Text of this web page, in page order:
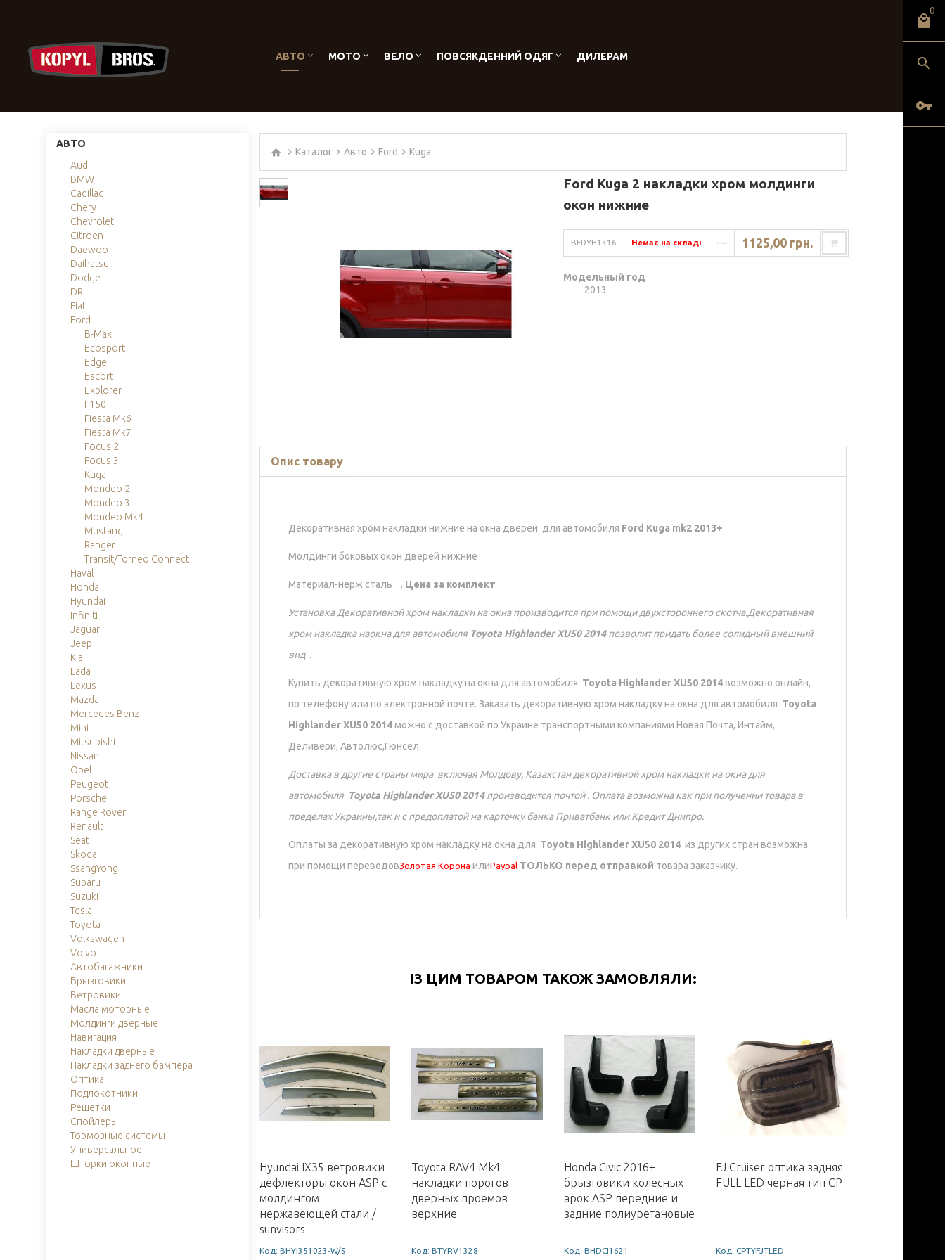
0
АВТО МОТО ВЕЛО ПОВСЯКДЕННИЙ ОДЯГ ДИЛЕРАМ
АВТО
Audi
BMW
Cadillac
Chery
Chevrolet
Citroen
Daewoo
Daihatsu
Dodge
DRL
Fiat
Ford
B-Max
Ecosport
Edge
Escort
Explorer
F150
Fiesta Mk6
Fiesta Mk7
Focus 2
Focus 3
Kuga
Mondeo 2
Mondeo 3
Mondeo Mk4
Mustang
Ranger
Transit/Torneo Connect
Haval
Honda
Hyundai
Infiniti
Jaguar
Jeep
Kia
Lada
Lexus
Mazda
Mercedes Benz
Mini
Mitsubishi
Nissan
Opel
Peugeot
Porsche
Range Rover
Renault
Seat
Skoda
SsangYong
Subaru
Suzuki
Tesla
Toyota
Volkswagen
Volvo
Автобагажники
Брызговики
Ветровики
Масла моторные
Молдинги дверные
Навигация
Накладки дверные
Накладки заднего бампера
Оптика
Подлокотники
Решетки
Спойлеры
Тормозные системы
Универсальное
Шторки оконные
Каталог Авто Ford Kuga
Ford Kuga 2 накладки хром молдинги
окон нижние
BFDYH1316 Немає на складі --- 1125,00 грн.
Модельный год
2013
Опис товару
Декоративная хром накладки нижние на окна дверей для автомобиля Ford Kuga mk2 2013+
Молдинги боковых окон дверей нижние
Материал-нерж сталь . Цена за комплект
Установка Декоративной хром накладки на окна производится при помощи двухстороннего скотча.Декоративная
хром накладка наокна для автомобиля Toyota Highlander XU50 2014 позволит придать более солидный внешний
вид .
Купить декоративную хром накладку на окна для автомобиля Toyota Highlander XU50 2014возможно онлайн,
по телефону или по электронной почте. Заказать декоративную хром накладку на окна для автомобиля Toyota
Highlander XU50 2014 можно с доставкой по Украине транспортными компаниями Новая Почта, Интайм,
Деливери, Автолюс,Гюнсел.
Доставка в другие страны мира включая Молдову, Казахстан декоративной хром накладки на окна для
автомобиля Toyota Highlander XU50 2014производится почтой . Оплата возможна как при получении товара в
пределах Украины,так и с предоплатой на карточку банка Приватбанк или Кредит Днипро.
Оплаты за декоративную хром накладку на окна для Toyota Highlander XU50 2014из других стран возможна
при помощи переводовЗолотая Корона илиPaypal ТОЛЬКО перед отправкой товара заказчику.
ІЗ ЦИМ ТОВАРОМ ТАКОЖ ЗАМОВЛЯЛИ:
Hyundai IX35 ветровики
дефлекторы окон ASP с
молдингом
нержавеющей стали /
sunvisors
Код: BHYI351023-W/S
Toyota RAV4 Mk4
накладки порогов
дверных проемов
верхние
Код: BTYRV1328
Honda Civic 2016+
брызговики колесных
арок ASP передние и
задние полиуретановые
Код: BHDCI1621
FJ Cruiser оптика задняя
FULL LED черная тип CP
Код: CPTYFJTLED